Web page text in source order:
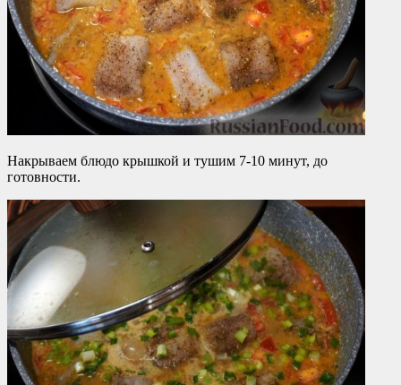
Накрываем блюдо крышкой и тушим 7-10 минут, до
готовности.